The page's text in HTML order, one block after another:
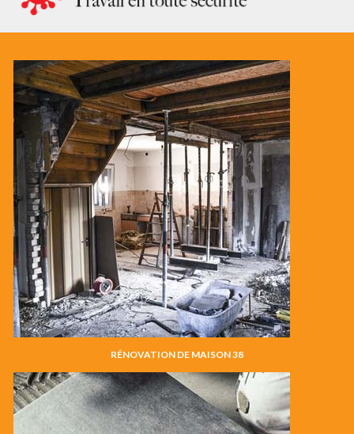
RÉNOVATION DE MAISON 38